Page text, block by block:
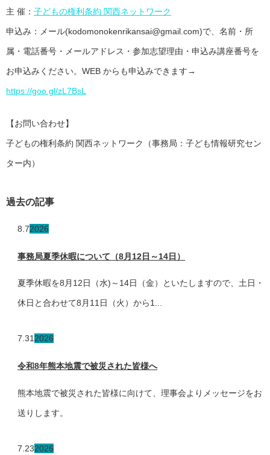
主 催： 子どもの権利条約 関西ネットワーク
申込み：メール(kodomonokenrikansai@gmail.com)で、名前・所
属・電話番号・メールアドレス・参加志望理由・申込み講座番号を
お申込みください。WEB からも申込みできます→
https://goo.gl/zL7BsL
【お問い合わせ】
子どもの権利条約 関西ネットワーク（事務局：子ども情報研究セン
ター内）
過去の記事
8.72026
事務局夏季休暇について（8月12日～14日）
夏季休暇を8月12日（水)～14日（金）といたしますので、土日・
休日と合わせて8月11日（火）から1...
7.312026
令和8年熊本地震で被災された皆様へ
熊本地震で被災された皆様に向けて、理事会よりメッセージをお
送りします。
7.232026